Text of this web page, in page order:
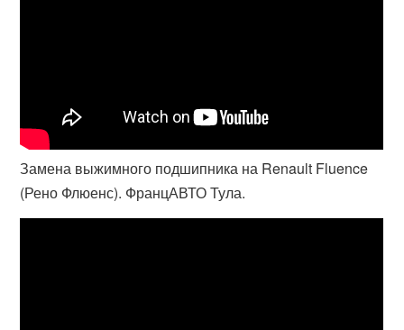
Замена выжимного подшипника на Renault Fluence
(Рено Флюенс). ФранцАВТО Тула.